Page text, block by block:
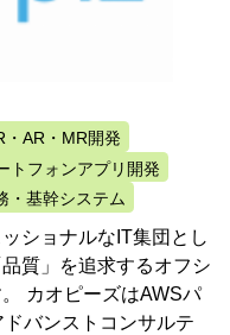
・AR・MR開発
トフォンアプリ開発
・基幹システム
ショナルなIT集団とし
質」を追求するオフシ
カオピーズはAWSパ
バンストコンサルテ